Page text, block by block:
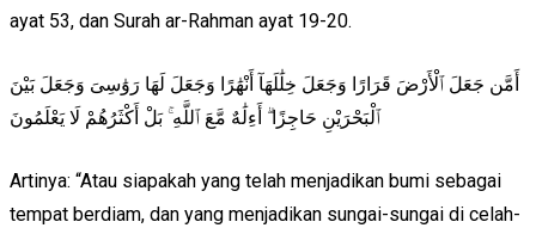
ayat 53, dan Surah ar-Rahman ayat 19-20.
أَمَّن جَعَلَ ٱلْأَرْضَ قَرَارًا وَجَعَلَ خِلَٰلَهَآ أَنْهَٰرًا وَجَعَلَ لَهَا رَوَٰسِىَ وَجَعَلَ بَيْنَ
ٱلْبَحْرَيْنِ حَاجِزًا ۗ أَءِلَٰهٌ مَّعَ ٱللَّهِ ۚ بَلْ أَكْثَرُهُمْ لَا يَعْلَمُونَ
Artinya: “Atau siapakah yang telah menjadikan bumi sebagai
tempat berdiam, dan yang menjadikan sungai-sungai di celah-